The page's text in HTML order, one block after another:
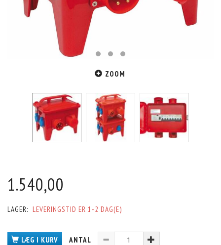
ZOOM
1.540,00
LAGER: LEVERINGSTID ER 1-2 DAG(E)
LÆG I KURV ANTAL